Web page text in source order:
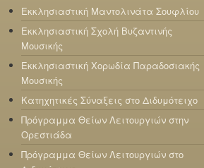
Εκκλησιαστική Μαντολινάτα Σουφλίου
Εκκλησιαστική Σχολή Βυζαντινής
Μουσικής
Εκκλησιαστική Χορωδία Παραδοσιακής
Μουσικής
Κατηχητικές Σύναξεις στο Διδυμότειχο
Πρόγραμμα Θείων Λειτουργιών στην
Ορεστιάδα
Πρόγραμμα Θείων Λειτουργιών στο